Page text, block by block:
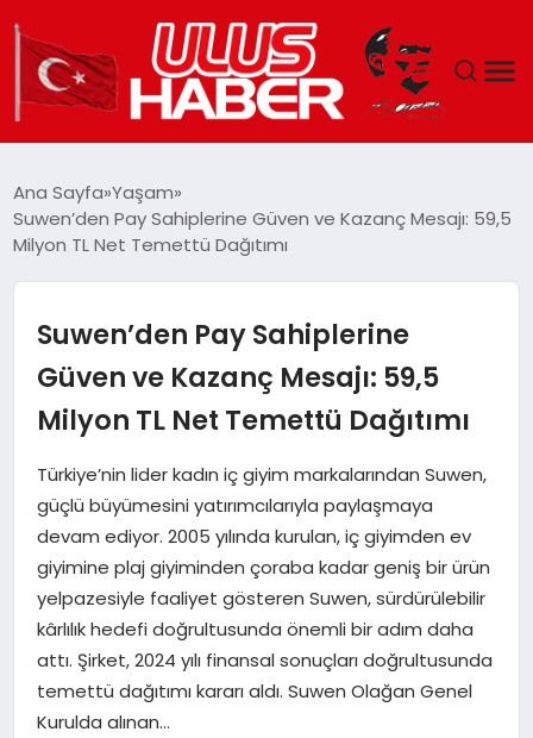
DÜNYA
TEKNOLOJI
EĞITIM
MAGAZIN
SPOR
YAŞAM
Ana Sayfa Yaşam
Suwen’den Pay Sahiplerine Güven ve Kazanç Mesajı: 59,5
Milyon TL Net Temettü Dağıtımı
Suwen’den Pay Sahiplerine
Güven ve Kazanç Mesajı: 59,5
Milyon TL Net Temettü Dağıtımı
Türkiye’nin lider kadın iç giyim markalarından Suwen,
güçlü büyümesini yatırımcılarıyla paylaşmaya
devam ediyor. 2005 yılında kurulan, iç giyimden ev
giyimine plaj giyiminden çoraba kadar geniş bir ürün
yelpazesiyle faaliyet gösteren Suwen, sürdürülebilir
kârlılık hedefi doğrultusunda önemli bir adım daha
attı. Şirket, 2024 yılı finansal sonuçları doğrultusunda
temettü dağıtımı kararı aldı. Suwen Olağan Genel
Kurulda alınan…